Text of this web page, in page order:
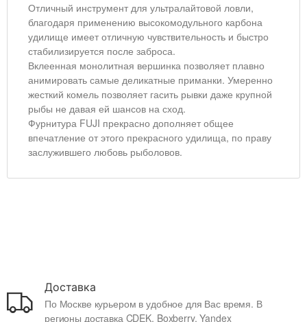
Отличный инструмент для ультралайтовой ловли,
благодаря применению высокомодульного карбона
удилище имеет отличную чувствительность и быстро
стабилизируется после заброса.
Вклеенная монолитная вершинка позволяет плавно
анимировать самые деликатные приманки. Умеренно
жесткий комель позволяет гасить рывки даже крупной
рыбы не давая ей шансов на сход.
Фурнитура FUJI прекрасно дополняет общее
впечатление от этого прекрасного удилища, по праву
заслужившего любовь рыболовов.
Доставка
По Москве курьером в удобное для Вас время. В
регионы доставка CDEK, Boxberry, Yandex